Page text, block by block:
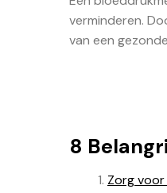
verminderen.
van een
8
Zorg